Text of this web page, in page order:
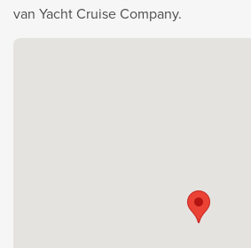
van Yacht Cruise Company.